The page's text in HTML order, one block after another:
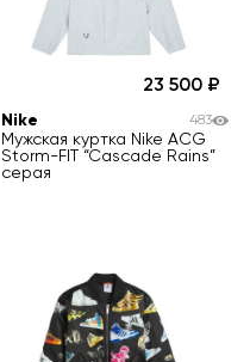
23 500
Nike
Мужская куртка Nike ACG
Storm-FIT “Cascade Rains”
серая
483